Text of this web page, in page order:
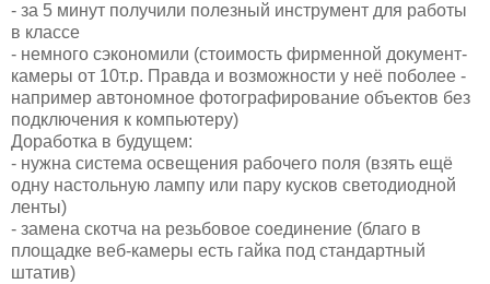
- за 5 минут получили полезный инструмент для работы
в классе
- немного сэкономили (стоимость фирменной документ-
камеры от 10т.р. Правда и возможности у неё поболее -
например автономное фотографирование объектов без
подключения к компьютеру)
Доработка в будущем:
- нужна система освещения рабочего поля (взять ещё
одну настольную лампу или пару кусков светодиодной
ленты)
- замена скотча на резьбовое соединение (благо в
площадке веб-камеры есть гайка под стандартный
штатив)